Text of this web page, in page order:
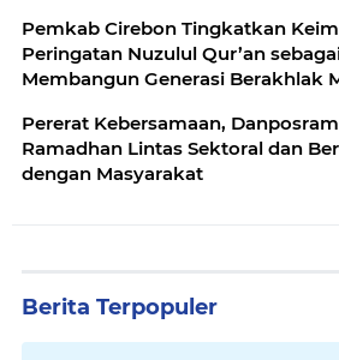
Pemkab Cirebon Tingkatkan
Peringatan Nuzulul Qur’an
Membangun Generasi Berakhlak
Pererat Kebersamaan,
Ramadhan Lintas Sektoral dan
dengan Masyarakat
Berita Terpopuler